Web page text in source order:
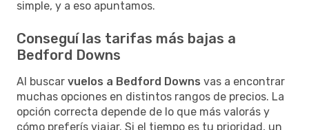
simple, y a eso apuntamos.
Conseguí las tarifas más bajas a
Bedford Downs
Al buscar vuelos a Bedford Downs vas a encontrar
muchas opciones en distintos rangos de precios. La
opción correcta depende de lo que más valorás y
cómo preferís viajar. Si el tiempo es tu prioridad, un